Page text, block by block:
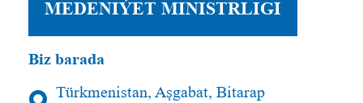
MEDENIÝET MINISTRLIGI
Biz barada
Türkmenistan, Aşgabat, Bitarap